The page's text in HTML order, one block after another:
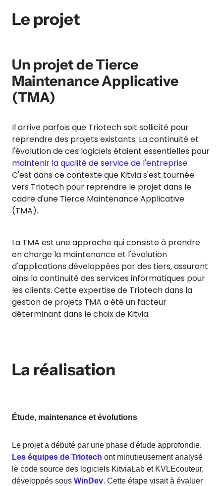
Le projet
Un projet de Tierce
Maintenance Applicative
(TMA)
Il arrive parfois que Triotech soit sollicité pour
reprendre des projets existants. La continuité et
l'évolution de ces logiciels étaient essentielles pour
maintenir la qualité de service de l'entreprise.
C'est dans ce contexte que Kitvia s'est tournée
vers Triotech pour reprendre le projet dans le
cadre d'une Tierce Maintenance Applicative
(TMA).
La TMA est une approche qui consiste à prendre
en charge la maintenance et l'évolution
d'applications développées par des tiers, assurant
ainsi la continuité des services informatiques pour
les clients. Cette expertise de Triotech dans la
gestion de projets TMA a été un facteur
déterminant dans le choix de Kitvia.
La réalisation
Étude, maintenance et évolutions
Le projet a débuté par une phase d'étude approfondie.
Les équipes de Triotech ont minutieusement analysé
le code source des logiciels KitviaLab et KVLEcouteur,
développés sous WinDev. Cette étape visait à évaluer